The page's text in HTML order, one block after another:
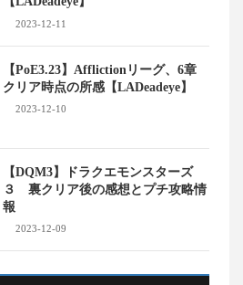
2023-12-11
【PoE3.23】Afflictionリーグ、6章
クリア時点の所感【LADeadeye】
2023-12-10
【DQM3】ドラクエモンスターズ
３ 裏クリア後の感想とプチ攻略情
報
2023-12-09